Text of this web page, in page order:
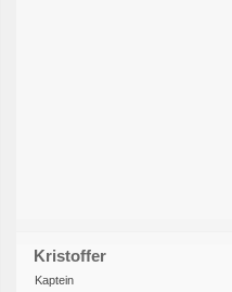
Kristoffer
Kaptein